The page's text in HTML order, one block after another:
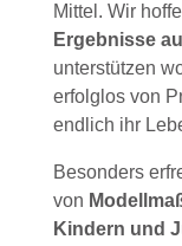
Mittel. Wir
Ergebnisse
unterstützen
erfolglos von
endlich ihr
Besonders
von
Kindern und